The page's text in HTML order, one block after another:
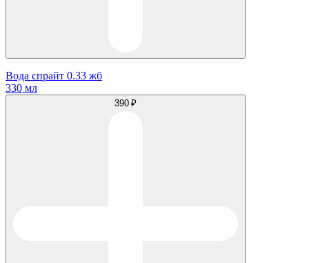
Вода спрайт 0.33 жб
330 мл
390 ₽